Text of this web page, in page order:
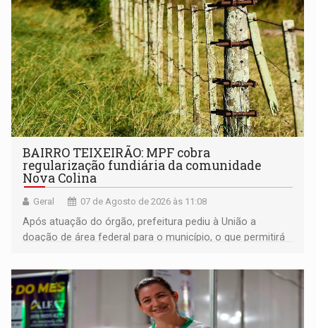
BAIRRO TEIXEIRÃO: MPF cobra
regularização fundiária da comunidade
Nova Colina
Geral 07 de Agosto de 2026 às 11:08
Após atuação do órgão, prefeitura pediu à União a
doação de área federal para o município, o que permitirá